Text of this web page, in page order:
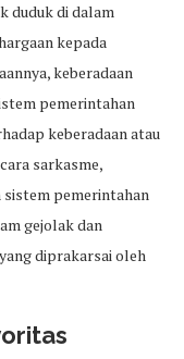
duduk di dalam
kepada
keberadaan
pemerintahan
keberadaan atau
sarkasme,
pemerintahan
gejolak dan
diprakarsai oleh